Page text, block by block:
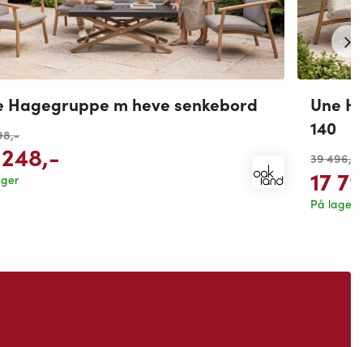
Hagegruppe m heve senkebord
,-
,-
Une
140
39 496,-
17
På lager